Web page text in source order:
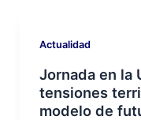
Actualidad
Jornada en la
tensiones
modelo de